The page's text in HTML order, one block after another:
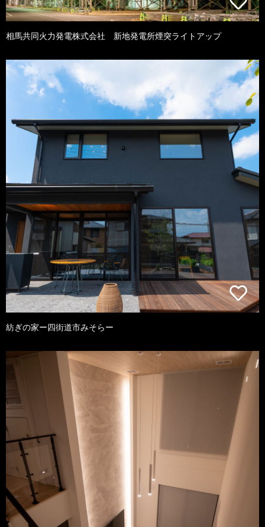
相馬共同火力発電株式会社 新地発電所煙突ライトアップ
紡ぎの家ー四街道市みそらー